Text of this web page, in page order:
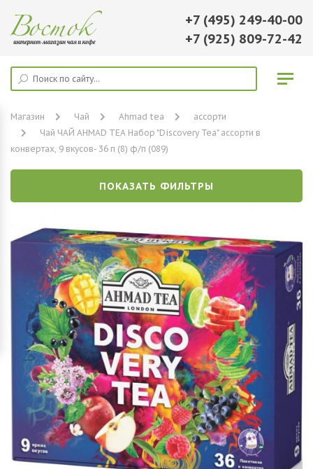
+7 (495) 249-40-00
+7 (925) 809-72-42
Магазин Чай Ahmad tea
ассорти
Чай ЧАЙ AHMAD TEA Набор "Discovery Tea" ассорти в
конвертах, 9 вкусов- 36 п (8) ф/п (089)
ПОКАЗАТЬ ФИЛЬТРЫ